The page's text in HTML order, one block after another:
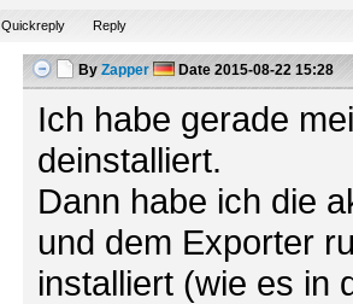
Quickreply Reply
By Zapper Date2015-08-22 15:28
Ich habe gerade
deinstalliert.
Dann habe ich die
und dem Exporter
installiert (wie es in